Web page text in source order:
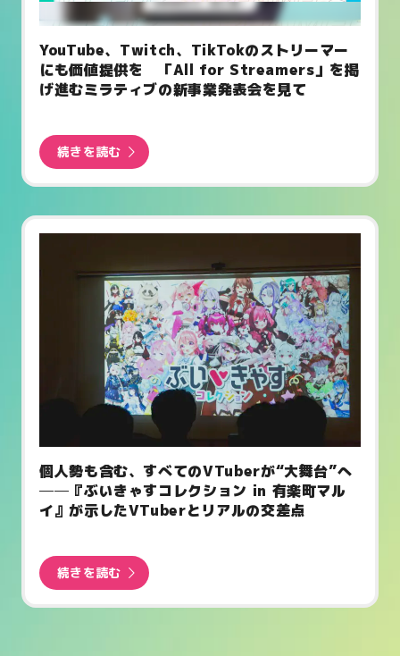
YouTube、Twitch、TikTokのストリーマー
にも価値提供を 「All for Streamers」を掲
げ進むミラティブの新事業発表会を見て
続きを読む
個人勢も含む、すべてのVTuberが“大舞台”へ
──『ぶいきゃすコレクション in 有楽町マル
イ』が示したVTuberとリアルの交差点
続きを読む